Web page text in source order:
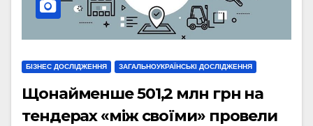
БІЗНЕС ДОСЛІДЖЕННЯ ЗАГАЛЬНОУКРАЇНСЬКІ ДОСЛІДЖЕННЯ
Щонайменше 501,2 млн грн на
тендерах «між своїми» провели